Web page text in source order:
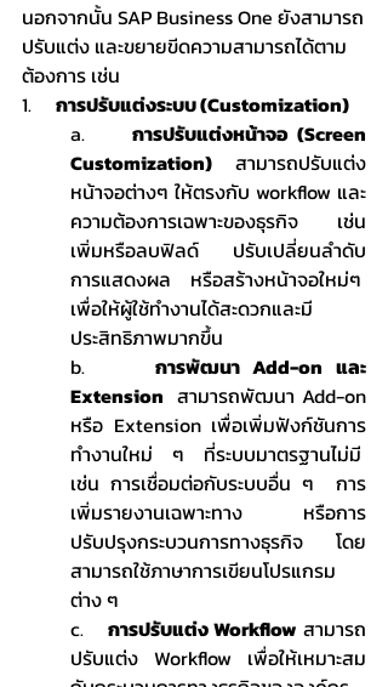
นอกจากนั้น SAP Business One ยังสามารถ
ปรับแต่ง และขยายขีดความสามารถได้ตาม
ต้องการ เช่น
1. การปรับแต่งระบบ (Customization)
a. การปรับแต่งหน้าจอ (Screen
Customization) สามารถปรับแต่ง
หน้าจอต่างๆ ให้ตรงกับ workflow และ
ความต้องการเฉพาะของธุรกิจ  เช่น
เพิ่มหรือลบฟิลด์  ปรับเปลี่ยนลำดับ
การแสดงผล  หรือสร้างหน้าจอใหม่ๆ
เพื่อให้ผู้ใช้ทำงานได้สะดวกและมี
ประสิทธิภาพมากขึ้น
b. การพัฒนา Add-on และ
Extension สามารถพัฒนา Add-on
หรือ Extension เพื่อเพิ่มฟังก์ชันการ
ทำงานใหม่ ๆ ที่ระบบมาตรฐานไม่มี
เช่น การเชื่อมต่อกับระบบอื่น ๆ  การ
เพิ่มรายงานเฉพาะทาง  หรือการ
ปรับปรุงกระบวนการทางธุรกิจ โดย
สามารถใช้ภาษาการเขียนโปรแกรม
ต่าง ๆ
c. การปรับแต่ง Workflow สามารถ
ปรับแต่ง Workflow เพื่อให้เหมาะสม